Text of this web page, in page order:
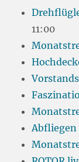
11:00
Abfliegen